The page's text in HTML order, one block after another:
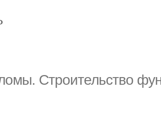
Строительство